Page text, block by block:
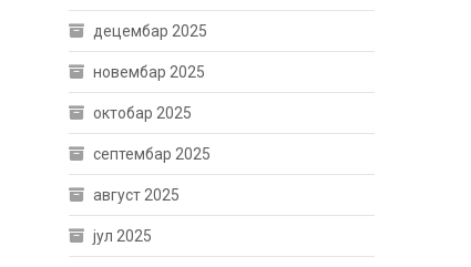
децембар 2025
новембар 2025
октобар 2025
септембар 2025
август 2025
јул 2025